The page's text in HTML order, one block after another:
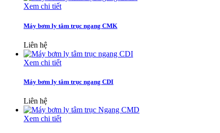
Xem chi tiết
Máy bơm ly tâm trục ngang CMK
Liên hệ
Xem chi tiết
Máy bơm ly tâm trục ngang CDI
Liên hệ
Xem chi tiết